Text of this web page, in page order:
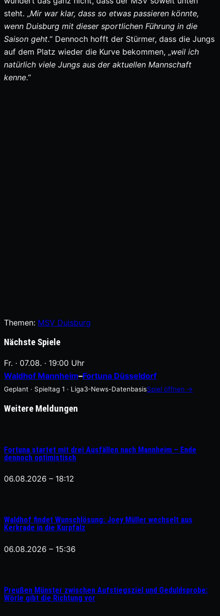
steht. „Mir war klar, dass so etwas passieren könnte,
wenn Duisburg mit dieser sportlichen Führung in die
Saison geht.“ Dennoch hofft der Stürmer, dass die Jungs
auf dem Platz wieder die Kurve bekommen, „weil ich
natürlich viele Jungs aus der aktuellen Mannschaft
kenne.“
Themen: MSV Duisburg
Nächste Spiele
Fr. · 07.08. · 19:00 Uhr
Waldhof Mannheim–Fortuna Düsseldorf
Geplant · Spieltag 1 · Liga3-News-DatenbasisSpiel öffnen →
Weitere Meldungen
Fortuna startet mit drei Ausfällen nach Mannheim – Ende
dennoch optimistisch
06.08.2026 – 18:12
Waldhof findet Wunschlösung: Joey Müller wechselt aus
Kerkrade in die Kurpfalz
06.08.2026 – 15:36
Preußen Münster zwischen Aufstiegsziel und Geduldsprobe:
Wörle gibt die Richtung vor